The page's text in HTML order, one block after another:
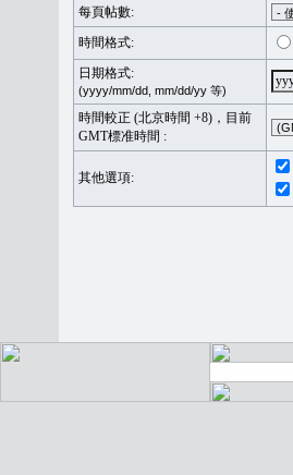
每頁帖數:
時間格式:
日期格式:
(yyyy/mm/dd, mm/dd/yy 等)
時間較正 (北京時間 +8)，目前
GMT標准時間 :
其他選項: